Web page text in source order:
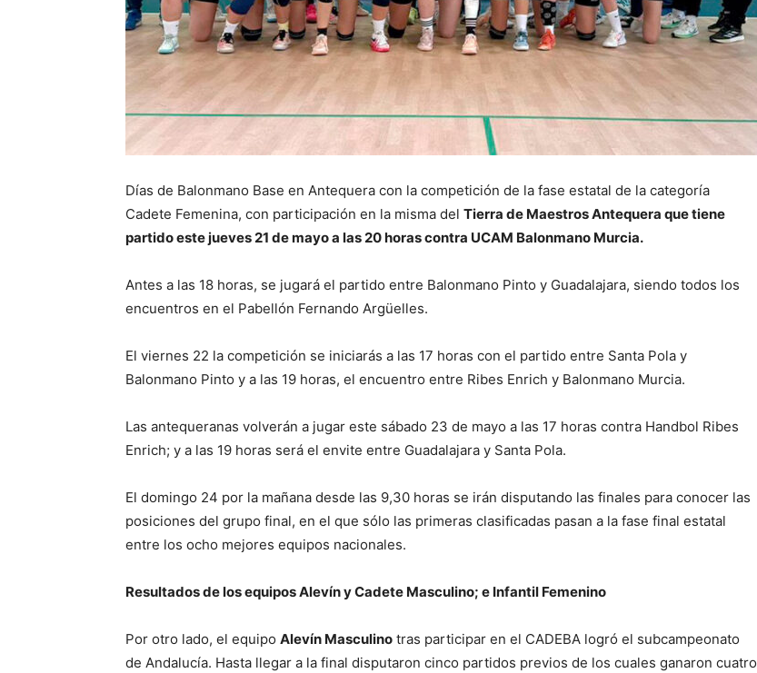
Días de Balonmano Base en Antequera con la competición de la fase estatal de la categoría
Cadete Femenina, con participación en la misma del Tierra de Maestros Antequera que tiene
partido este jueves 21 de mayo a las 20 horas contra UCAM Balonmano Murcia.
Antes a las 18 horas, se jugará el partido entre Balonmano Pinto y Guadalajara, siendo todos los
encuentros en el Pabellón Fernando Argüelles.
El viernes 22 la competición se iniciarás a las 17 horas con el partido entre Santa Pola y
Balonmano Pinto y a las 19 horas, el encuentro entre Ribes Enrich y Balonmano Murcia.
Las antequeranas volverán a jugar este sábado 23 de mayo a las 17 horas contra Handbol Ribes
Enrich; y a las 19 horas será el envite entre Guadalajara y Santa Pola.
El domingo 24 por la mañana desde las 9,30 horas se irán disputando las finales para conocer las
posiciones del grupo final, en el que sólo las primeras clasificadas pasan a la fase final estatal
entre los ocho mejores equipos nacionales.
Resultados de los equipos Alevín y Cadete Masculino; e Infantil Femenino
Por otro lado, el equipo Alevín Masculino tras participar en el CADEBA logró el subcampeonato
de Andalucía. Hasta llegar a la final disputaron cinco partidos previos de los cuales ganaron cuatro